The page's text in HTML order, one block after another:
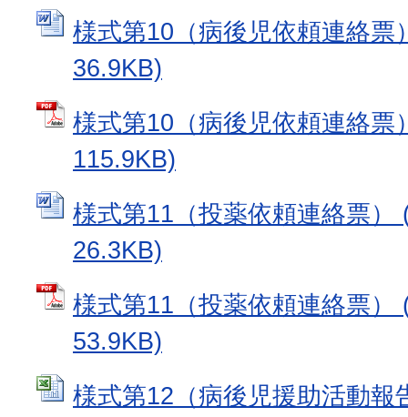
様式第10（病後児依頼連絡票
36.9KB)
様式第10（病後児依頼連絡
115.9KB)
様式第11（投薬依頼連絡票）
26.3KB)
様式第11（投薬依頼連絡票）
53.9KB)
様式第12（病後児援助活動